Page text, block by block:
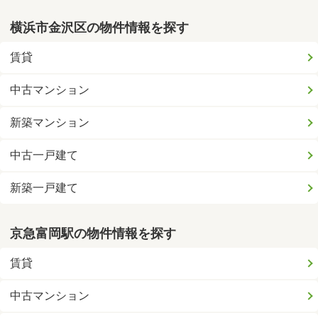
横浜市金沢区の物件情報を探す
賃貸
中古マンション
新築マンション
中古一戸建て
新築一戸建て
京急富岡駅の物件情報を探す
賃貸
中古マンション